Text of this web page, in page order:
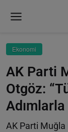
Ekonomi
AK Parti
Otgöz:
AK Parti Muğla